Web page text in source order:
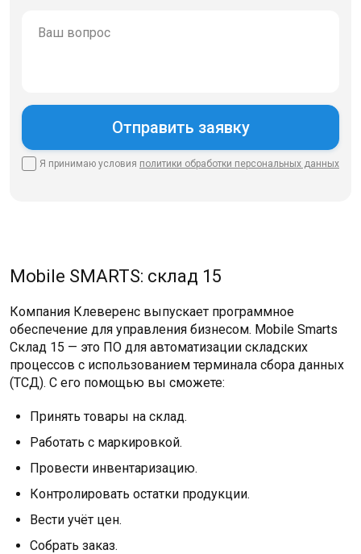
Я принимаю условия политики обработки персональных данных
Mobile SMARTS: склад 15
Компания Клеверенс выпускает программное
обеспечение для управления бизнесом. Mobile Smarts
Склад 15 — это ПО для автоматизации складских
процессов с использованием терминала сбора данных
(ТСД). С его помощью вы сможете:
Принять товары на склад.
Работать с маркировкой.
Провести инвентаризацию.
Контролировать остатки продукции.
Вести учёт цен.
Собрать заказ.